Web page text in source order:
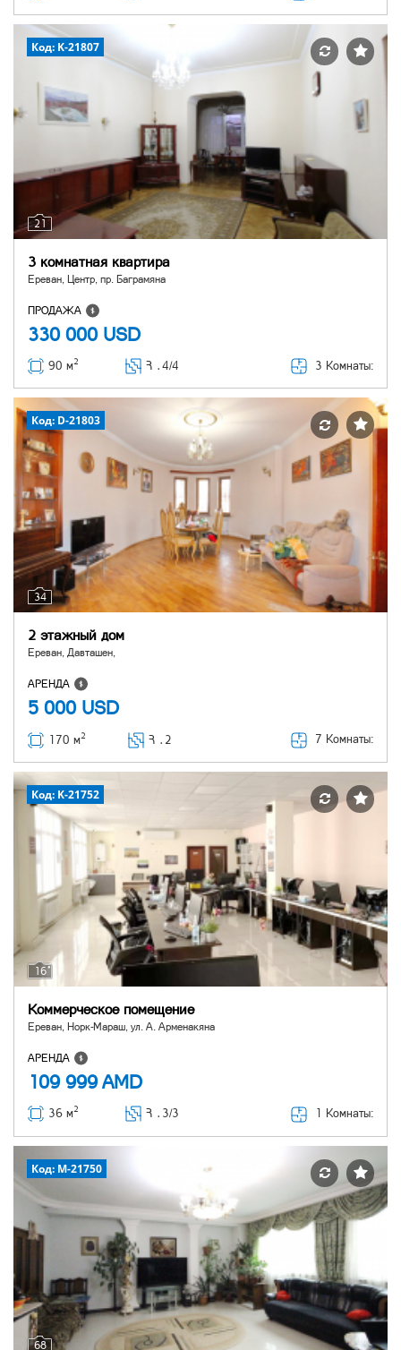
21
Код: K-21807
3 комнатная квартира
Ереван, Центр, пр. Баграмяна
ПРОДАЖА
330 000 USD
90 м2 Հ ․ 4/4 3 Комнаты:
34
Код: D-21803
2 этажный дом
Ереван, Давташен,
АРЕНДА
5 000 USD
170 м2 Հ ․ 2 7 Комнаты:
16
Код: K-21752
Коммерческое помещение
Ереван, Норк-Мараш, ул. А. Арменакяна
АРЕНДА
109 999AMD
36 м2 Հ ․ 3/3 1 Комнаты:
68
Код: M-21750